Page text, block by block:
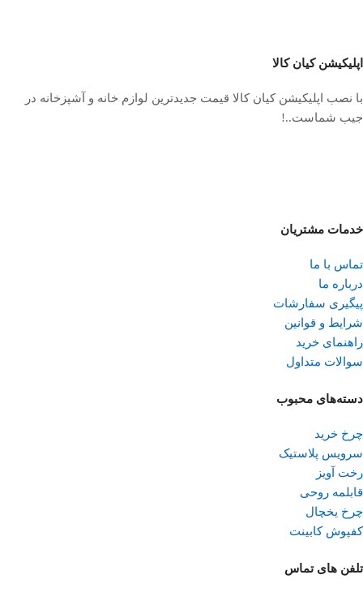
اپلیکیشن کیان کالا
با نصب اپلیکیشن کیان کالا قیمت جدیدترین لوازم خانه و آشپزخانه در
جیب شماست..!
خدمات مشتریان
تماس با ما
درباره ما
پیگیری سفارشات
شرایط و قوانین
راهنمای خرید
سوالات متداول
دسته‌های محبوب
چرخ خرید
سرویس پلاستیک
رخت آویز
قابلمه روحی
چرخ یخچال
کفپوش کابینت
تلفن ‌های تماس